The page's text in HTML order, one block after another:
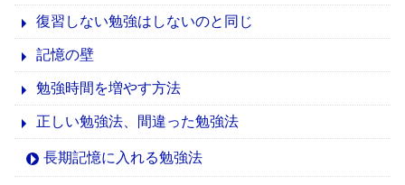
復習しない勉強はしないのと同じ
記憶の壁
勉強時間を増やす方法
正しい勉強法、間違った勉強法
長期記憶に入れる勉強法